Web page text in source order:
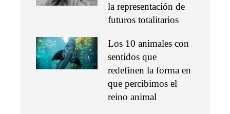
la representación de
futuros totalitarios
Los 10 animales con
sentidos que
redefinen la forma en
que percibimos el
reino animal